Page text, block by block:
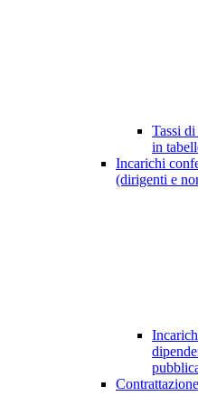
Tassi
in
Incarichi
(dirigenti e